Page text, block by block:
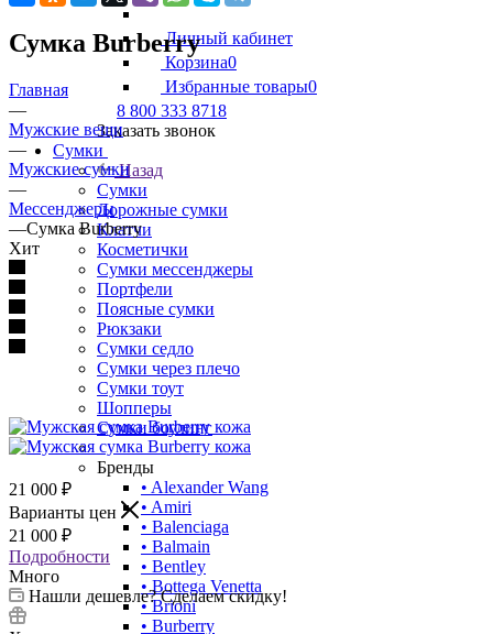
Личный кабинет
Корзина0
Избранные товары0
8 800 333 8718
Заказать звонок
Сумки
Назад
Сумки
Дорожные сумки
Клатчи
Косметички
Сумки мессенджеры
Портфели
Поясные сумки
Рюкзаки
Сумки седло
Сумки через плечо
Сумки тоут
Шопперы
Сумки боулинг
Бренды
• Alexander Wang
• Amiri
• Balenciaga
• Balmain
• Bentley
• Bottega Venetta
• Brioni
• Burberry
Сумка Burberry
Главная
—
Мужские вещи
—
Мужские сумки
—
Мессенджеры
—Сумка Burberry
Хит
21 000 ₽
Варианты цен
21 000 ₽
Подробности
Много
Нашли дешевле? Сделаем скидку!